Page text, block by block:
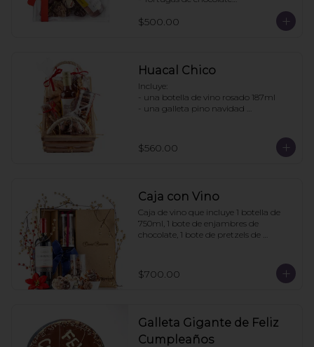
- Pretzels con chocolate
$500.00
Huacal Chico
Incluye:
- una botella de vino rosado 187ml
- una galleta pino navidad
- 1 bolsa enjambres de chocolate
- 1 bote pretzels con chocolate
$560.00
Caja con Vino
Caja de vino que incluye 1 botella de
750ml, 1 bote de enjambres de
chocolate, 1 bote de pretzels de
6 días de anticipación. Mínimo de
pedido: 3 cajas
$700.00
Galleta Gigante de Feliz
Cumpleaños